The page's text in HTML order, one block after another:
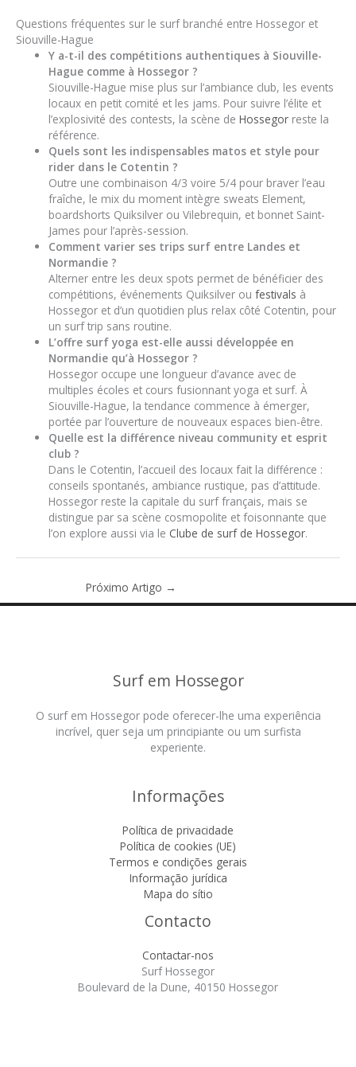
Questions fréquentes sur le surf branché entre Hossegor et
Siouville-Hague
Y a-t-il des compétitions authentiques à Siouville-
Hague comme à Hossegor ?
Siouville-Hague mise plus sur l’ambiance club, les events
locaux en petit comité et les jams. Pour suivre l’élite et
l’explosivité des contests, la scène deHossegor reste la
référence.
Quels sont les indispensables matos et style pour
rider dans le Cotentin ?
Outre une combinaison 4/3 voire 5/4 pour braver l’eau
fraîche, le mix du moment intègre sweats Element,
boardshorts Quiksilver ou Vilebrequin, et bonnet Saint-
James pour l’après-session.
Comment varier ses trips surf entre Landes et
Normandie ?
Alterner entre les deux spots permet de bénéficier des
compétitions, événements Quiksilver oufestivals à
Hossegor et d’un quotidien plus relax côté Cotentin, pour
un surf trip sans routine.
L’offre surf yoga est-elle aussi développée en
Normandie qu’à Hossegor ?
Hossegor occupe une longueur d’avance avec de
multiples écoles et cours fusionnant yoga et surf. À
Siouville-Hague, la tendance commence à émerger,
portée par l’ouverture de nouveaux espaces bien-être.
Quelle est la différence niveau community et esprit
club ?
Dans le Cotentin, l’accueil des locaux fait la différence :
conseils spontanés, ambiance rustique, pas d’attitude.
Hossegor reste la capitale du surf français, mais se
distingue par sa scène cosmopolite et foisonnante que
l’on explore aussi via le Clube de surf de Hossegor.
Próximo Artigo →
Surf em Hossegor
O surf em Hossegor pode oferecer-lhe uma experiência
incrível, quer seja um principiante ou um surfista
experiente.
Informações
Política de privacidade
Política de cookies (UE)
Termos e condições gerais
Informação jurídica
Mapa do sítio
Contacto
Contactar-nos
Surf Hossegor
Boulevard de la Dune, 40150 Hossegor